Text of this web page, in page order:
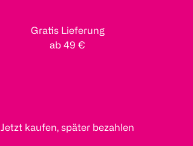
Gratis Lieferung
ab 49 €
Jetzt kaufen, später bezahlen